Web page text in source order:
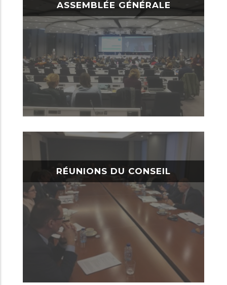
ASSEMBLÉE GÉNÉRALE
RÉUNIONS DU CONSEIL